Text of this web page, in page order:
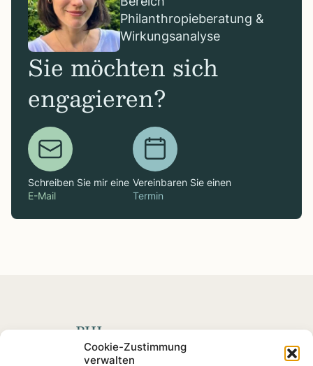
Cookie-Zustimmung
verwalten
Philanthropieberatung &
Wirkungsanalyse
Sie möchten sich
engagieren?
Schreiben Sie mir eine
E-Mail
Vereinbaren Sie einen
Termin